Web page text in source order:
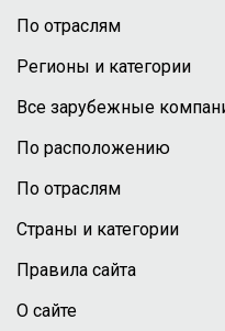
По отраслям
Регионы и категории
Все зарубежные
По расположению
По отраслям
Страны и категории
Правила сайта
О сайте